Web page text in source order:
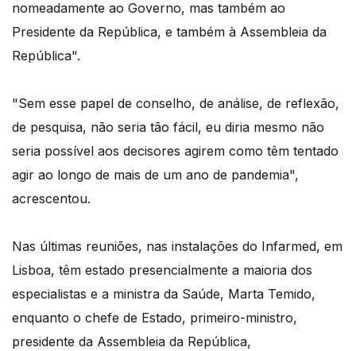
nomeadamente ao Governo, mas também ao
Presidente da República, e também à Assembleia da
República".
"Sem esse papel de conselho, de análise, de reflexão,
de pesquisa, não seria tão fácil, eu diria mesmo não
seria possível aos decisores agirem como têm tentado
agir ao longo de mais de um ano de pandemia",
acrescentou.
Nas últimas reuniões, nas instalações do Infarmed, em
Lisboa, têm estado presencialmente a maioria dos
especialistas e a ministra da Saúde, Marta Temido,
enquanto o chefe de Estado, primeiro-ministro,
presidente da Assembleia da República,